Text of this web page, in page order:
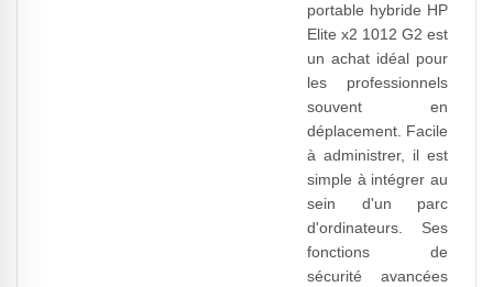
portable hybride HP
Elite x2 1012 G2 est
un achat idéal pour
les professionnels
souvent en
déplacement. Facile
à administrer, il est
simple à intégrer au
sein d'un parc
d'ordinateurs. Ses
fonctions de
sécurité avancées